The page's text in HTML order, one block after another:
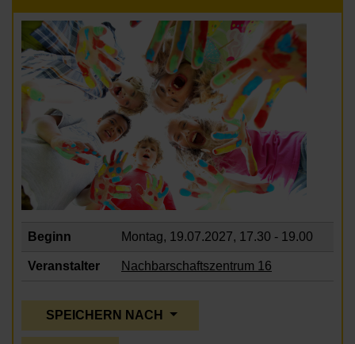
Beginn Montag, 19.07.2027, 17.30 - 19.00
Veranstalter Nachbarschaftszentrum 16
SPEICHERN NACH